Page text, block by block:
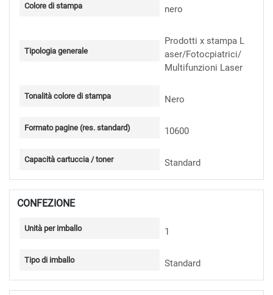
Colore di stampa nero
Tipologia generale
Prodotti x stampa L
aser/Fotocpiatrici/
Multifunzioni Laser
Tonalità colore di stampa Nero
Formato pagine (res. standard) 10600
Capacità cartuccia / toner Standard
CONFEZIONE
Unità per imballo 1
Tipo di imballo Standard